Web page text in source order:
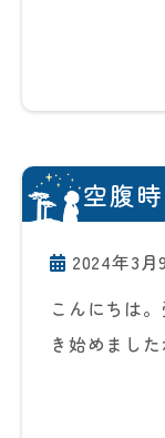
空腹
2024年3月
こんにちは
き始めまし